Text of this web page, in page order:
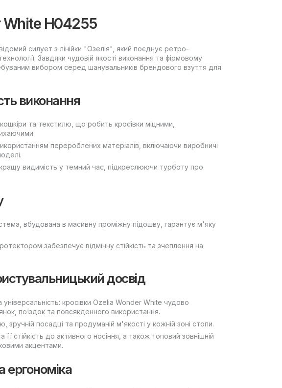
White H04255
силует з лінійки "Озелія", який поєднує ретро-
Завдяки чудовій якості виконання та фірмовому
вибором серед шанувальників брендового взуття для
виконання
та текстилю, що робить кросівки міцними,
перероблених матеріалів, включаючи виробничі
видимість у темний час, підкреслюючи турботу про
вбудована в масивну проміжну підошву, гарантує м'яку
забезпечує відмінну стійкість та зчеплення на
досвід
універсальність: кросівки Ozelia Wonder White чудово
поїздок та повсякденного використання.
зручній посадці та продуманій м'якості у кожній зоні стопи.
її стійкість до активного носіння, а також топовий зовнішній
акцентами.
ергономіка